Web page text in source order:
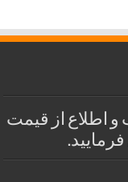
و اطلاع از قیمت